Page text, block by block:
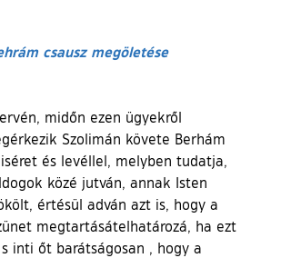
csausz megöletése
midőn ezen ügyekről
Szolimán követe Berhám
és levéllel, melyben tudatja,
közé jutván, annak Isten
értésül adván azt is, hogy a
megtartásátelhatározá, ha ezt
inti őt barátságosan , hogy a